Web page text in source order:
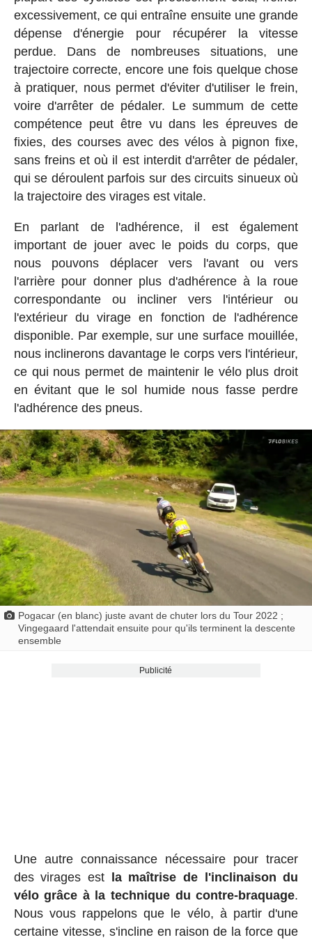
excessivement, ce qui entraîne ensuite une grande
dépense d'énergie pour récupérer la vitesse
perdue. Dans de nombreuses situations, une
trajectoire correcte, encore une fois quelque chose
à pratiquer, nous permet d'éviter d'utiliser le frein,
voire d'arrêter de pédaler. Le summum de cette
compétence peut être vu dans les épreuves de
fixies, des courses avec des vélos à pignon fixe,
sans freins et où il est interdit d'arrêter de pédaler,
qui se déroulent parfois sur des circuits sinueux où
la trajectoire des virages est vitale.
En parlant de l'adhérence, il est également
important de jouer avec le poids du corps, que
nous pouvons déplacer vers l'avant ou vers
l'arrière pour donner plus d'adhérence à la roue
correspondante ou incliner vers l'intérieur ou
l'extérieur du virage en fonction de l'adhérence
disponible. Par exemple, sur une surface mouillée,
nous inclinerons davantage le corps vers l'intérieur,
ce qui nous permet de maintenir le vélo plus droit
en évitant que le sol humide nous fasse perdre
l'adhérence des pneus.
Pogacar (en blanc) juste avant de chuter lors du Tour 2022 ;
Vingegaard l'attendait ensuite pour qu'ils terminent la descente
ensemble
Publicité
Une autre connaissance nécessaire pour tracer
des virages est
la maîtrise de l'inclinaison du
vélo grâce à la technique du contre-braquage.
Nous vous rappelons que le vélo, à partir d'une
certaine vitesse, s'incline en raison de la force que